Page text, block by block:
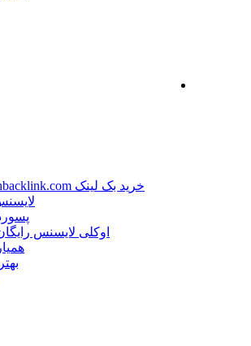
خرید بک لینک behtarinbacklink.com
لایسنس
پسورد
اوکلی لایسنس رایگان
همیار